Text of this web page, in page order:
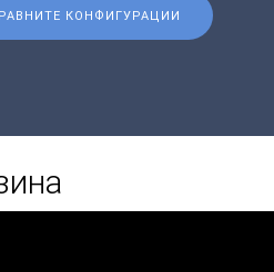
КОНФИГУРАЦИИ